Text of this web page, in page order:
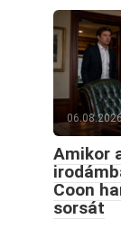
Amikor
Coon
sorsát